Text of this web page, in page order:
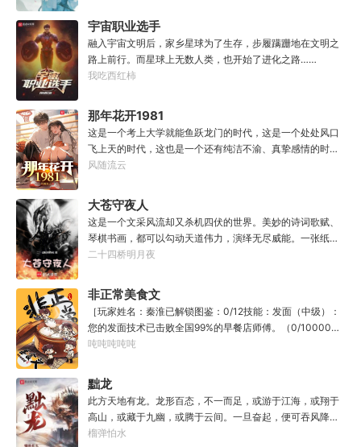
度牒。潘筠大剑拍上去：闭嘴，信不信扣你鱼仔。
宇宙职业选手
融入宇宙文明后，家乡星球为了生存，步履蹒跚地在文明之
路上前行。而星球上无数人类，也开始了进化之路……
我吃西红柿
那年花开1981
这是一个考上大学就能鱼跃龙门的时代，这是一个处处风口
飞上天的时代，这也是一个还有纯洁不渝、真挚感情的时
代；只不过李野刚刚来到这个时代，却被劝着放弃高考进厂
冲刺型选手会考不上？那岂不是辜负了那么多年体育老师的
教导？”
风随流云
大苍守夜人
这是一个文采风流却又杀机四伏的世界。美妙的诗词歌赋、
琴棋书画，都可以勾动天道伟力，演绎无尽威能。一张纸可
封万载凶谷，一滴墨可将三千里海域化为永夜。林苏进入这
人毕生难以触摸的天花板，敢与诸子百家圣人争道。精智
计，察人心，演绎兵法三十六计，弹指间可换一国之君。不
知者谓他情种，知他者，言他为真性情。
二十四桥明月夜
非正常美食文
［玩家姓名：秦淮已解锁图鉴：0/12技能：发面（中级）：
您的发面技术已击败全国99%的早餐店师傅。（0/10000）
调馅（高级）：您的调馅水平已击败全国100%的早餐店师
的那一刻，美食文主角迎来了他加载成功的系统。秦淮：美
食文，早说呀，这个他熟！后来——秦淮发现这好像不是个
单纯的美食文系统。好像还加了些奇奇怪怪的东西。连带着
他看邻居、朋友、客人、员工都不太像人……不过没事。遇
事不决，先吃一口！.游戏说明：1.本游戏自由度极高，请玩
吨吨吨吨吨
黜龙
此方天地有龙。龙形百态，不一而足，或游于江海，或翔于
高山，或藏于九幽，或腾于云间。一旦奋起，便可吞风降
雪，引江划河，落雷喷火，分山避海。此处人间也有龙。人
榴弹怕水